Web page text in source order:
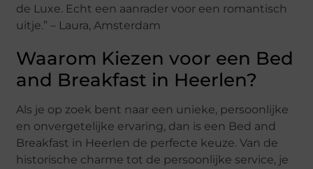
de Luxe. Echt een aanrader voor een romantisch
uitje.” – Laura, Amsterdam
Waarom Kiezen voor een Bed
and Breakfast in Heerlen?
Als je op zoek bent naar een unieke, persoonlijke
en onvergetelijke ervaring, dan is een Bed and
Breakfast in Heerlen de perfecte keuze. Van de
historische charme tot de persoonlijke service, je